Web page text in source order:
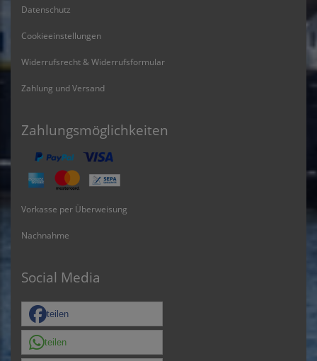
Datenschutz
Cookieeinstellungen
Widerrufsrecht & Widerrufsformular
Zahlung und Versand
Zahlungsmöglichkeiten
Vorkasse per Überweisung
Nachnahme
Social Media
teilen
teilen